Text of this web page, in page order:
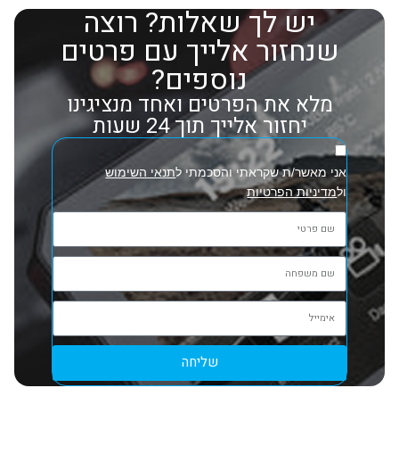
יש לך שאלות? רוצה
שנחזור אלייך עם פרטים
נוספים?
מלא את הפרטים ואחד מנציגינו
יחזור אלייך תוך 24 שעות
אני מאשר/ת שקראתי והסכמתי לתנאי השימוש
ולמדיניות הפרטיות
שליחה